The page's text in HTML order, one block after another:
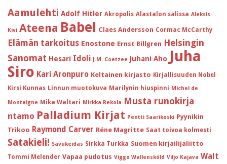
Aamulehti Adolf Hitler Akropolis Alastalon salissa Aleksis
Kivi Ateena Babel Claes Andersson Cormac McCarthy
Elämän tarkoitus Enostone Ernst Billgren Helsingin
Sanomat Hesari Idoli J.M. Coetzee Juhani Aho Juha
Siro Kari Aronpuro Keltainen kirjasto Kirjallisuuden Nobel
Kirsi Kunnas Linnun muotokuva Marilynin hiuspinni Michel de
Montaigne Mika Waltari Mirkka Rekola Musta runokirja
ntamo Palladium Kirjat Pentti Saarikoski Pyynikin
Trikoo Raymond Carver Réne Magritte Saat toivoa kolmesti
Satakieli! Savukeidas Sirkka Turkka Suomen kirjailijaliitto
Tommi Melender Vapaa pudotus Viggo Wallensköld Viljo Kajava Walt